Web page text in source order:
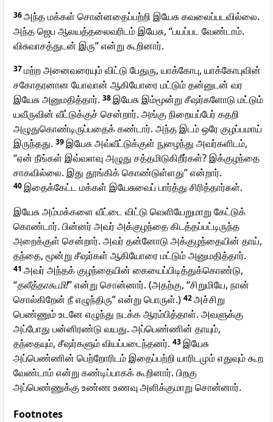
36அந்த மக்கள் சொன்னதைப்பற்றி இயேசு கவலைப்படவில்லை.
அந்த ஜெப ஆலயத்தலைவரிடம் இயேசு, “பயப்பட வேண்டாம்.
விசுவாசத்துடன் இரு” என்று கூறினார்.
37மற்ற அனைவரையும் விட்டு பேதுரு, யாக்கோபு, யாக்கோபுவின்
சகோதரனான யோவான் ஆகியோரை மட்டும் தன்னுடன் வர
இயேசு அனுமதித்தார். 38இயேசு இம்மூன்று சீஷர்களோடு மட்டும்
யவீருவின் வீட்டுக்குச் சென்றார். அங்கு நிறையப்பேர் கதறி
அழுதுகொண்டிருப்பதைக் கண்டார். அந்த இடம் ஒரே குழப்பமாய்
இருந்தது. 39இயேசு அவ்வீட்டுக்குள் நுழைந்து அவர்களிடம்,
“ஏன் நீங்கள் இவ்வளவு அழுது சத்தமிடுகிறீர்கள்? இக்குழந்தை
சாகவில்லை. இது தூங்கிக் கொண்டுள்ளது” என்றார்.
40இதைக்கேட்ட மக்கள் இயேசுவைப் பார்த்து சிரித்தார்கள்.
இயேசு அம்மக்களை வீட்டை விட்டு வெளியேறுமாறு கேட்டுக்
கொண்டார். பின்னர் அவர் அக்குழந்தை கிடத்தப்பட்டிருந்த
அறைக்குள் சென்றார். அவர் தன்னோடு அக்குழந்தையின் தாய்,
தந்தை, மூன்று சீஷர்கள் ஆகியோரை மட்டும் அனுமதித்தார்.
41 அவர் அந்தக் குழந்தையின் கையைப்பிடித்துக்கொண்டு,
“தலீத்தாகூமி!” என்று சொன்னார். (அதற்கு, “சிறுமியே, நான்
சொல்கிறேன் நீ எழுந்திரு” என்று பொருள்.) 42அச்சிறு
பெண்ணும் உடனே எழுந்து நடக்க ஆரம்பித்தாள். அவளுக்கு
அப்போது பன்னிரண்டு வயது. அப்பெண்ணின் தாயும்,
தந்தையும், சீஷர்களும் வியப்படைந்தனர். 43இயேசு
அப்பெண்ணின் பெற்றோரிடம் இதைப்பற்றி யாரிடமும் எதுவும் கூற
வேண்டாம் என்று கண்டிப்பாகக் கூறினார். பிறகு
அப்பெண்ணுக்கு உண்ண உணவு அளிக்குமாறு சொன்னார்.
Footnotes